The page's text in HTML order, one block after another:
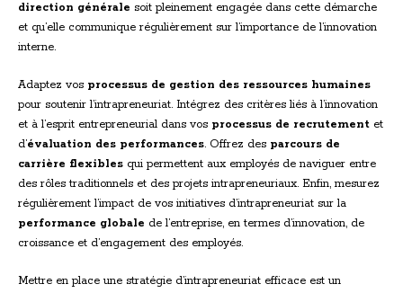
direction générale soit pleinement engagée dans cette démarche
et qu’elle communique régulièrement sur l’importance de l’innovation
interne.
Adaptez vos processus de gestion des ressources humaines
pour soutenir l’intrapreneuriat. Intégrez des critères liés à l’innovation
et à l’esprit entrepreneurial dans vos processus de recrutement et
d’évaluation des performances. Offrez des parcours de
carrière flexibles qui permettent aux employés de naviguer entre
des rôles traditionnels et des projets intrapreneuriaux. Enfin, mesurez
régulièrement l’impact de vos initiatives d’intrapreneuriat sur la
performance globale de l’entreprise, en termes d’innovation, de
croissance et d’engagement des employés.
Mettre en place une stratégie d’intrapreneuriat efficace est un